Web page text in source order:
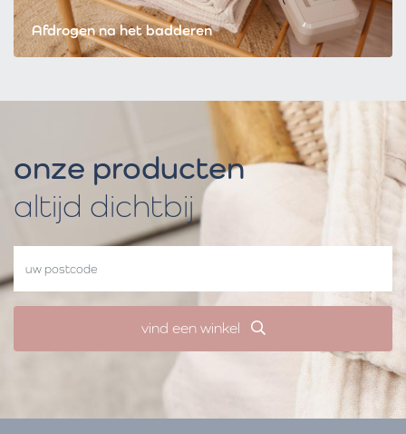
Afdrogen na het badderen
onze producten
altijd dichtbij
vind een winkel